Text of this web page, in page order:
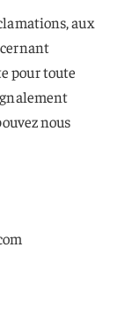
aux
pour toute
nous